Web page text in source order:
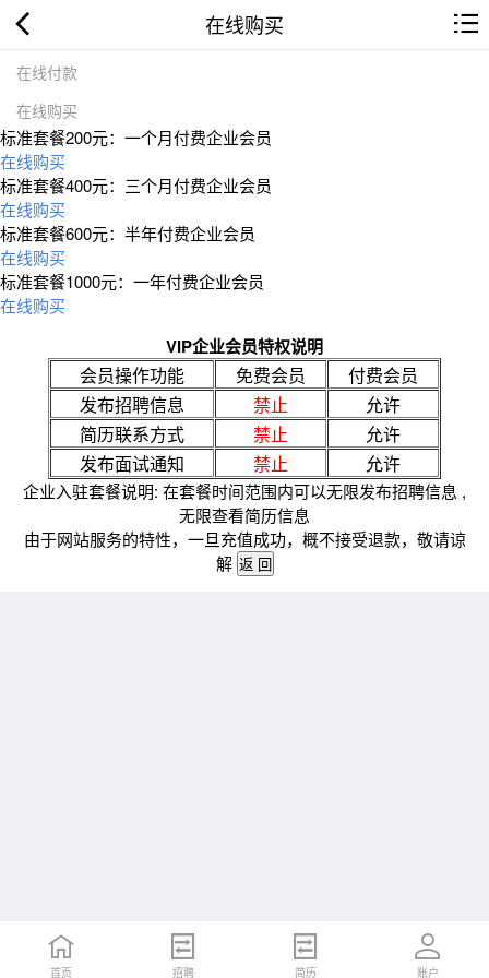
在线购买
在线付款
在线购买
标准套餐200元：一个月付费企业会员
在线购买
标准套餐400元：三个月付费企业会员
在线购买
标准套餐600元：半年付费企业会员
在线购买
标准套餐1000元：一年付费企业会员
在线购买
VIP企业会员特权说明
会员操作功能 免费会员
付费会员
发布招聘信息
禁止
允许
简历联系方式
禁止
允许
发布面试通知
禁止 允许
企业入驻套餐说明: 在套餐时间范围内可以无限发布招聘信息 ,
无限查看简历信息
由于网站服务的特性，一旦充值成功，概不接受退款，敬请谅
解
首页 招聘 简历 账户